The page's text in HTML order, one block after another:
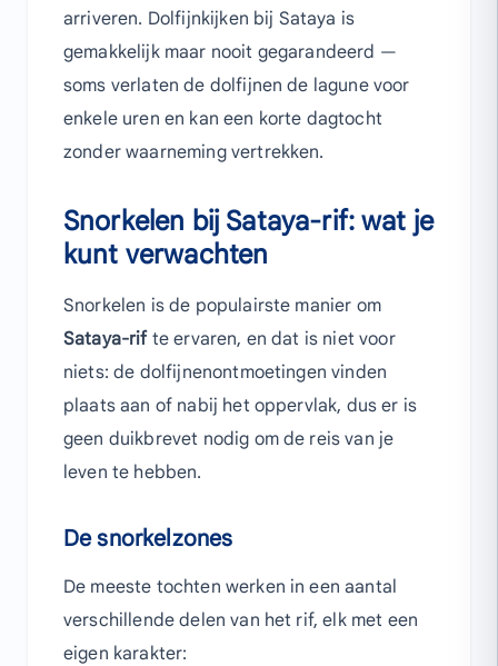
arriveren. Dolfijnkijken bij Sataya is
gemakkelijk maar nooit gegarandeerd —
soms verlaten de dolfijnen de lagune voor
enkele uren en kan een korte dagtocht
zonder waarneming vertrekken.
Snorkelen bij Sataya-rif: wat je
kunt verwachten
Snorkelen is de populairste manier om
Sataya-rifte ervaren, en dat is niet voor
niets: de dolfijnenontmoetingen vinden
plaats aan of nabij het oppervlak, dus er is
geen duikbrevet nodig om de reis van je
leven te hebben.
De snorkelzones
De meeste tochten werken in een aantal
verschillende delen van het rif, elk met een
eigen karakter: